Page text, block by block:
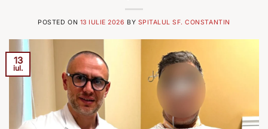
POSTED ON 13 IULIE 2026 BY SPITALUL SF. CONSTANTIN
13
iul.